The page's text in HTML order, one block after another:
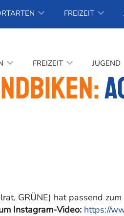
FREIZEIT
FREIZEIT JUGEND
GRÜNE) hat passend
Instagram-Video: https://